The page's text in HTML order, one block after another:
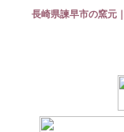
長崎県諫早市の窯元